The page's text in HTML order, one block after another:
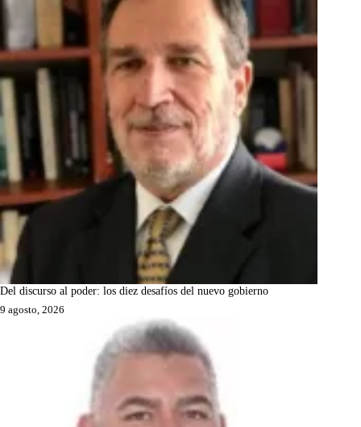
Del discurso al poder: los diez desafíos del nuevo gobierno
9 agosto, 2026